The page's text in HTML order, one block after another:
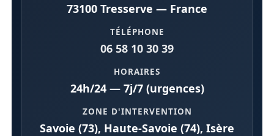
73100 Tresserve — France
TÉLÉPHONE
06 58 10 30 39
HORAIRES
24h/24 — 7j/7 (urgences)
ZONE D'INTERVENTION
Savoie (73), Haute-Savoie (74), Isère